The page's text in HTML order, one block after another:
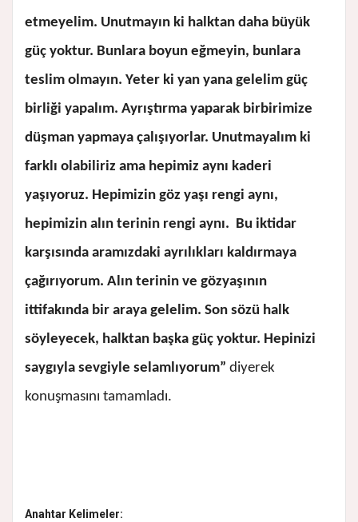
etmeyelim. Unutmayın ki halktan daha büyük
güç yoktur. Bunlara boyun eğmeyin, bunlara
teslim olmayın. Yeter ki yan yana gelelim güç
birliği yapalım. Ayrıştırma yaparak birbirimize
düşman yapmaya çalışıyorlar. Unutmayalım ki
farklı olabiliriz ama hepimiz aynı kaderi
yaşıyoruz. Hepimizin göz yaşı rengi aynı,
hepimizin alın terinin rengi aynı. Bu iktidar
karşısında aramızdaki ayrılıkları kaldırmaya
çağırıyorum. Alın terinin ve gözyaşının
ittifakında bir araya gelelim. Son sözü halk
söyleyecek, halktan başka güç yoktur. Hepinizi
saygıyla sevgiyle selamlıyorum” diyerek
konuşmasını tamamladı.
Anahtar Kelimeler: